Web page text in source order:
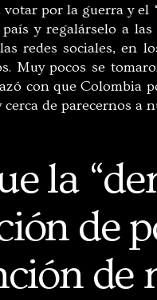
por la guerra y
y regalárselo a
redes sociales, en
Muy pocos se
con que Colombia
de parecernos a
la
de
de